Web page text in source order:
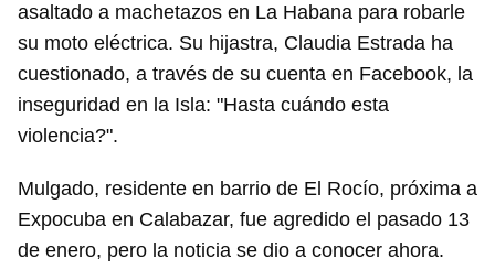
asaltado a machetazos en La Habana para robarle
su moto eléctrica. Su hijastra, Claudia Estrada ha
cuestionado, a través de su cuenta en Facebook, la
inseguridad en la Isla: "Hasta cuándo esta
violencia?".
Mulgado, residente en barrio de El Rocío, próxima a
Expocuba en Calabazar, fue agredido el pasado 13
de enero, pero la noticia se dio a conocer ahora.